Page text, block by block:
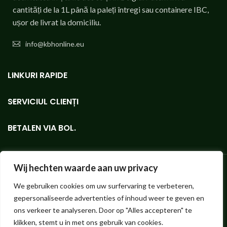
Wij hechten waarde aan uw privacy
We gebruiken cookies om uw surfervaring te verbeteren,
gepersonaliseerde advertenties of inhoud weer te geven en
ons verkeer te analyseren. Door op "Alles accepteren" te
klikken, stemt u in met ons gebruik van cookies.
cantități de la 1L până la paleți întregi sau containere IBC,
ușor de livrat la domiciliu.
info@kbhonline.eu
LINKURI RAPIDE
SERVICIUL CLIENȚI
BETALEN VIA BOL.
Bioethanolshop - În volum mic sau mare, magazinul online pentru
bioetanol KieselGreen de cea mai bună calitate.
Hendrik ter Kuilestraat 173 (fără magazin, nu este posibilă ridicarea!) |